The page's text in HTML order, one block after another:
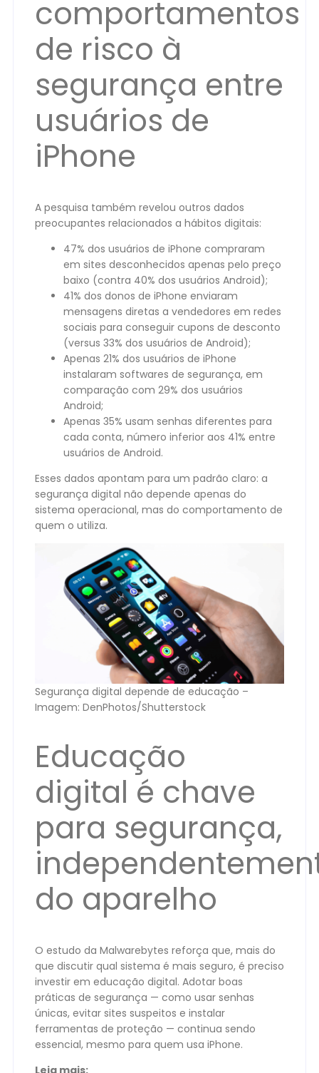
comportamentos
de risco à
segurança entre
usuários de
iPhone
A pesquisa também revelou outros dados
preocupantes relacionados a hábitos digitais:
47% dos usuários de iPhone compraram
em sites desconhecidos apenas pelo preço
baixo (contra 40% dos usuários Android);
41% dos donos de iPhone enviaram
mensagens diretas a vendedores em redes
sociais para conseguir cupons de desconto
(versus 33% dos usuários de Android);
Apenas 21% dos usuários de iPhone
instalaram softwares de segurança, em
comparação com 29% dos usuários
Android;
Apenas 35% usam senhas diferentes para
cada conta, número inferior aos 41% entre
usuários de Android.
Esses dados apontam para um padrão claro: a
segurança digital não depende apenas do
sistema operacional, mas do comportamento de
quem o utiliza.
Segurança digital depende de educação –
Imagem: DenPhotos/Shutterstock
Educação
digital é chave
para segurança,
do aparelho
O estudo da Malwarebytes reforça que, mais do
que discutir qual sistema é mais seguro, é preciso
investir em educação digital. Adotar boas
práticas de segurança — como usar senhas
únicas, evitar sites suspeitos e instalar
ferramentas de proteção — continua sendo
essencial, mesmo para quem usa iPhone.